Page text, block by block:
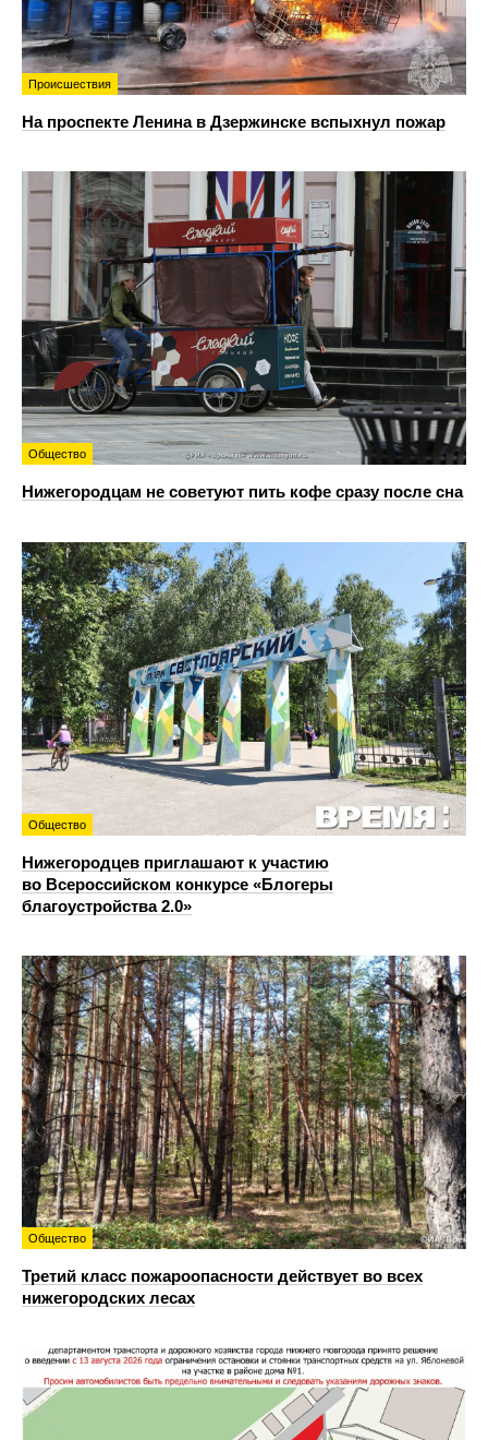
Происшествия
На проспекте Ленина в Дзержинске вспыхнул пожар
Общество
Нижегородцам не советуют пить кофе сразу после сна
Общество
Нижегородцев приглашают к участию
во Всероссийском конкурсе «Блогеры
благоустройства 2.0»
Общество
Третий класс пожароопасности действует во всех
нижегородских лесах